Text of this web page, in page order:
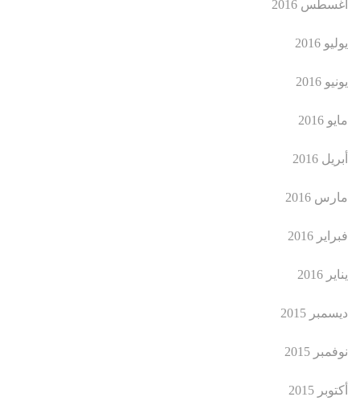
أغسطس 2016
يوليو 2016
يونيو 2016
مايو 2016
أبريل 2016
مارس 2016
فبراير 2016
يناير 2016
ديسمبر 2015
نوفمبر 2015
أكتوبر 2015